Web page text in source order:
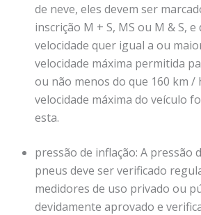
de neve, eles devem ser
inscrição M + S, MS ou M & S,
velocidade quer igual a ou
velocidade máxima permitida
ou não menos do que 160 km /
velocidade máxima do veículo
esta.
pressão de inflação: A pressão
pneus deve ser verificado
medidores de uso privado ou
devidamente aprovado e